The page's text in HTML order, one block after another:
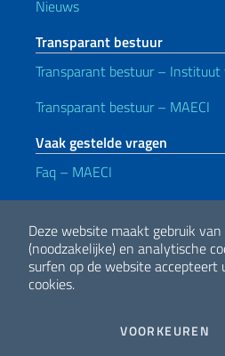
Deze website maakt gebruik
(noodzakelijke) en analytische
surfen op de website accepteert
cookies.
VOORKEUREN
Nieuws
Transparant bestuur
Transparant bestuur –
Transparant bestuur – MAECI
Vaak gestelde vragen
Faq – MAECI
Handige
Note legaliPrivacy e cookie policy